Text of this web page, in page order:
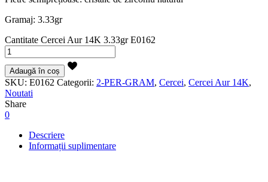
Gramaj: 3.33gr
Cantitate Cercei Aur 14K 3.33gr E0162
Adaugă în coș
SKU: E0162 Categorii: 2-PER-GRAM, Cercei, Cercei Aur 14K,
Noutati
Share
0
Descriere
Informații suplimentare